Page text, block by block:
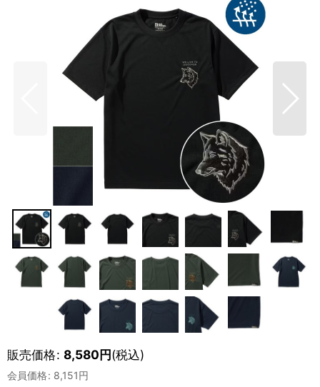
販売価格: 8,580円(税込)
会員価格: 8,151円